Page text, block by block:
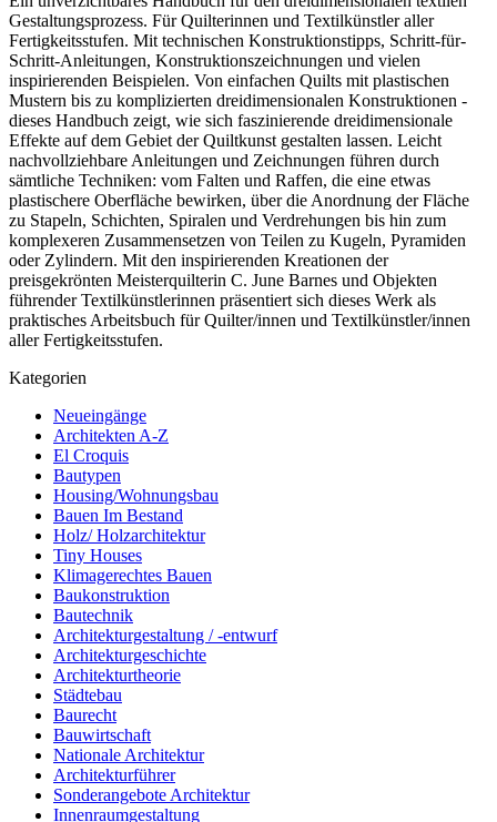
Gestaltungsprozess. Für Quilterinnen und Textilkünstler aller
Fertigkeitsstufen. Mit technischen Konstruktionstipps, Schritt-für-
Schritt-Anleitungen, Konstruktionszeichnungen und vielen
inspirierenden Beispielen. Von einfachen Quilts mit plastischen
Mustern bis zu komplizierten dreidimensionalen Konstruktionen -
dieses Handbuch zeigt, wie sich faszinierende dreidimensionale
Effekte auf dem Gebiet der Quiltkunst gestalten lassen. Leicht
nachvollziehbare Anleitungen und Zeichnungen führen durch
sämtliche Techniken: vom Falten und Raffen, die eine etwas
plastischere Oberfläche bewirken, über die Anordnung der Fläche
zu Stapeln, Schichten, Spiralen und Verdrehungen bis hin zum
komplexeren Zusammensetzen von Teilen zu Kugeln, Pyramiden
oder Zylindern. Mit den inspirierenden Kreationen der
preisgekrönten Meisterquilterin C. June Barnes und Objekten
führender Textilkünstlerinnen präsentiert sich dieses Werk als
praktisches Arbeitsbuch für Quilter/innen und Textilkünstler/innen
aller Fertigkeitsstufen.
Kategorien
Neueingänge
Architekten A-Z
El Croquis
Bautypen
Housing/Wohnungsbau
Bauen Im Bestand
Holz/ Holzarchitektur
Tiny Houses
Klimagerechtes Bauen
Baukonstruktion
Bautechnik
Architekturgestaltung / -entwurf
Architekturgeschichte
Architekturtheorie
Städtebau
Baurecht
Bauwirtschaft
Nationale Architektur
Architekturführer
Sonderangebote Architektur
Innenraumgestaltung